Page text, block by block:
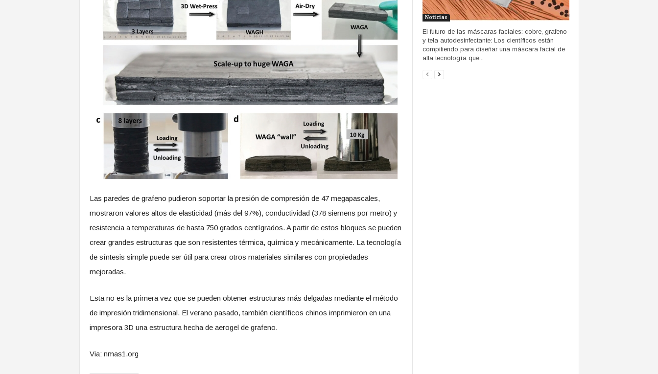
Las paredes de grafeno pudieron soportar la presión de compresión de 47 megapascales,
mostraron valores altos de elasticidad (más del 97%), conductividad (378 siemens por metro) y
resistencia a temperaturas de hasta 750 grados centígrados. A partir de estos bloques se pueden
crear grandes estructuras que son resistentes térmica, química y mecánicamente. La tecnología
de síntesis simple puede ser útil para crear otros materiales similares con propiedades
mejoradas.
Esta no es la primera vez que se pueden obtener estructuras más delgadas mediante el método
de impresión tridimensional. El verano pasado, también científicos chinos imprimieron en una
impresora 3D una estructura hecha de aerogel de grafeno.
Via: nmas1.org
Noticias
El futuro de las máscaras faciales: cobre, grafeno
y tela autodesinfectante: Los científicos están
compitiendo para diseñar una máscara facial de
alta tecnología que...